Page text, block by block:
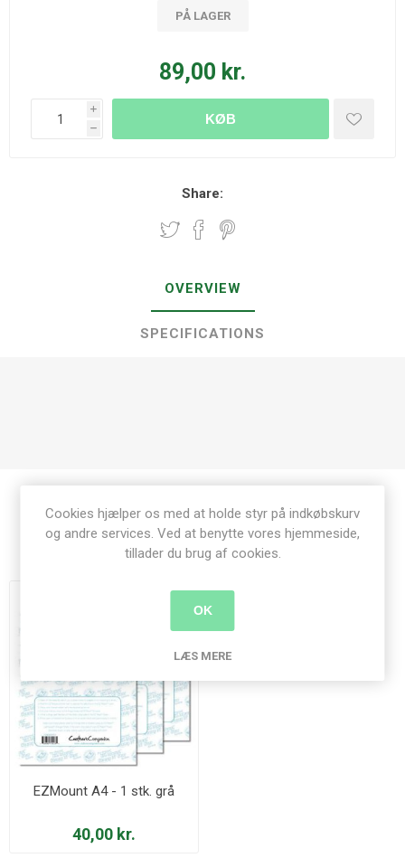
PÅ LAGER
89,00 kr.
i
h
KØB
Share:
OVERVIEW
SPECIFICATIONS
Relaterede produkter
EZMount A4 - 1 stk. grå
40,00 kr.
Cookies hjælper os med at holde styr på indkøbskurv
og andre services. Ved at benytte vores hjemmeside,
tillader du brug af cookies.
OK
LÆS MERE